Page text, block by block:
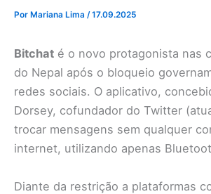
Por Mariana Lima /17.09.2025
Bitchat é o novo protagonista nas
do Nepal após o bloqueio
redes sociais. O aplicativo,
Dorsey, cofundador do Twitter
trocar mensagens sem qualquer
internet, utilizando apenas
Diante da restrição a plataformas